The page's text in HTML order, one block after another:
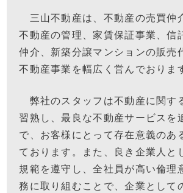
三山不動産は、不動産の売買仲
不動産の管理、家賃保証事業、信
仲介、新築分譲マンションの販売
不動産事業を幅広く営んでおりま
弊社のスタッフは不動産に関す
習熟し、最良な不動産サービスを
で、お客様にとって存在意義のあ
ております。また、良き企業人と
規範を遵守し、全社員が高い倫理
務に取り組むことで、企業として